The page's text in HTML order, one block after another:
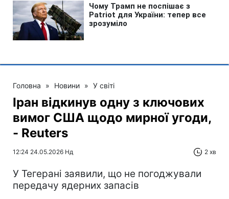
Головна » Новини » У світі
Іран відкинув одну з ключових
вимог США щодо мирної угоди,
- Reuters
12:24 24.05.2026 Нд 2 хв
У Тегерані заявили, що не погоджували
передачу ядерних запасів